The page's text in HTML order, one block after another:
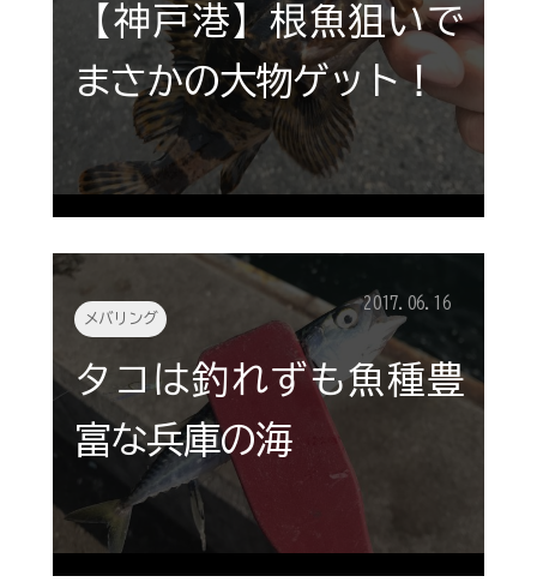
【神戸港】根魚狙いで
まさかの大物ゲット！
メバリング
2017.06.16
タコは釣れずも魚種豊
富な兵庫の海